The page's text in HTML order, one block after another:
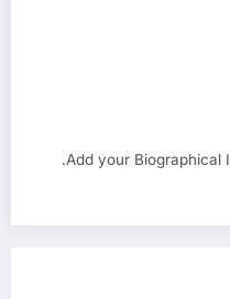
Add your Biographical